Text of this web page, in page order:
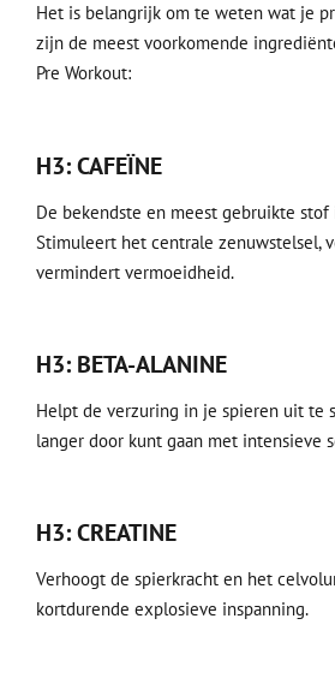
Het is belangrijk om te weten wat je
zijn de meest voorkomende
Pre Workout:
H3: CAFEÏNE
De bekendste en meest gebruikte stof
Stimuleert het centrale zenuwstelsel,
vermindert vermoeidheid.
H3: BETA-ALANINE
Helpt de verzuring in je spieren uit te
langer door kunt gaan met intensieve
H3: CREATINE
Verhoogt de spierkracht en het
kortdurende explosieve inspanning.